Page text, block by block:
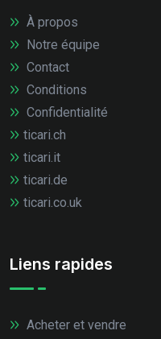
À propos
Notre équipe
Contact
Conditions
Confidentialité
ticari.ch
ticari.it
ticari.de
ticari.co.uk
Liens rapides
Acheter et vendre